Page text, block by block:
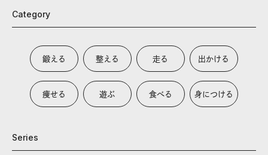
Category
鍛える 整える 走る 出かける
痩せる 遊ぶ 食べる 身につける
Series